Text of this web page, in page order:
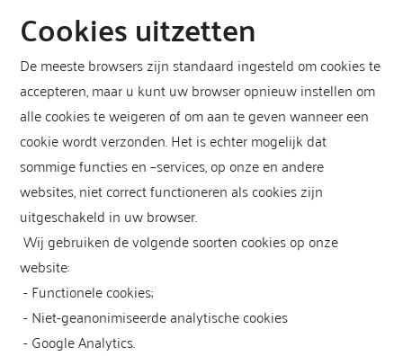
Cookies uitzetten
De meeste browsers zijn standaard ingesteld om cookies te
accepteren, maar u kunt uw browser opnieuw instellen om
alle cookies te weigeren of om aan te geven wanneer een
cookie wordt verzonden. Het is echter mogelijk dat
sommige functies en –services, op onze en andere
websites, niet correct functioneren als cookies zijn
uitgeschakeld in uw browser.
Wij gebruiken de volgende soorten cookies op onze
website:
- Functionele cookies;
- Niet-geanonimiseerde analytische cookies
- Google Analytics.